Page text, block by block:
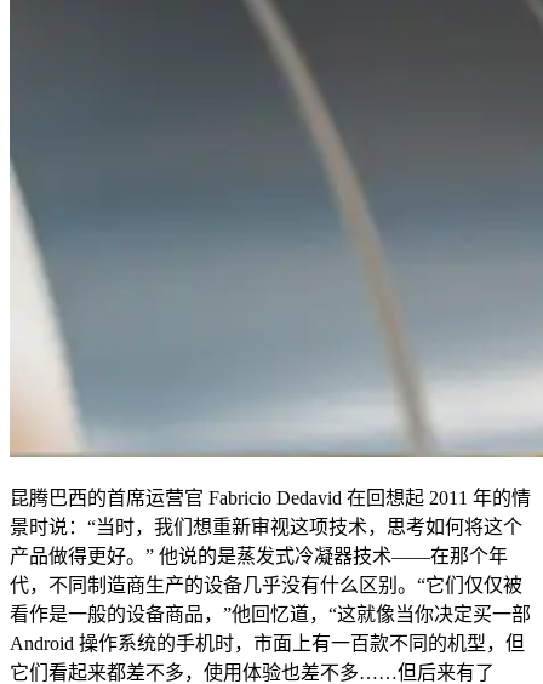
昆腾巴西的首席运营官 Fabricio Dedavid 在回想起 2011 年的情
景时说：“当时，我们想重新审视这项技术，思考如何将这个
产品做得更好。” 他说的是蒸发式冷凝器技术——在那个年
代，不同制造商生产的设备几乎没有什么区别。“它们仅仅被
看作是一般的设备商品，”他回忆道，“这就像当你决定买一部
Android 操作系统的手机时，市面上有一百款不同的机型，但
它们看起来都差不多，使用体验也差不多……但后来有了